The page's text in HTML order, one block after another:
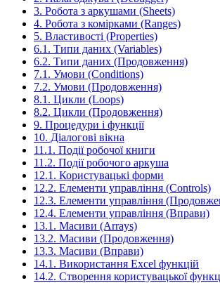
3. Робота з аркушами (Sheets)
4. Робота з комірками (Ranges)
5. Властивості (Properties)
6.1. Типи даних (Variables)
6.2. Типи даних (Продовження)
7.1. Умови (Conditions)
7.2. Умови (Продовження)
8.1. Цикли (Loops)
8.2. Цикли (Продовження)
9. Процедури і функції
10. Діалогові вікна
11.1. Події робочої книги
11.2. Події робочого аркуша
12.1. Користувацькі форми
12.2. Елементи управління (Controls)
12.3. Елементи управління
12.4. Елементи управління (Вправи)
13.1. Масиви (Arrays)
13.2. Масиви (Продовження)
13.3. Масиви (Вправи)
14.1. Використання Excel функцій
14.2. Створення користувацької